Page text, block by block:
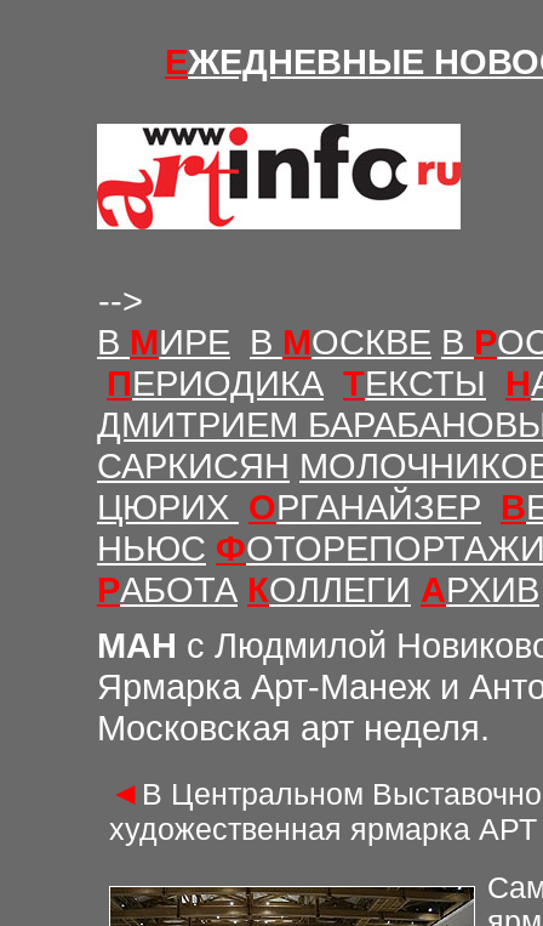
ЕЖЕДНЕВНЫЕ Н
-->
В МИРЕ В МОСКВЕ В Р
ПЕРИОДИКА ТЕКСТЫ Н
ДМИТРИЕМ
САРКИСЯН
ЦЮРИХ ОРГАНАЙЗЕР В
НЬЮС Ф
РАБОТА КОЛЛЕГИ АРХИВ
МАН с Людмилой
Ярмарка Арт-Манеж и
Московская арт неделя.
◄ В Центральном
художественная ярмарка